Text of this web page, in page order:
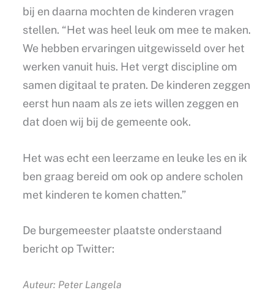
bij en daarna mochten de kinderen vragen
stellen. “Het was heel leuk om mee te maken.
We hebben ervaringen uitgewisseld over het
werken vanuit huis. Het vergt discipline om
samen digitaal te praten. De kinderen zeggen
eerst hun naam als ze iets willen zeggen en
dat doen wij bij de gemeente ook.
Het was echt een leerzame en leuke les en ik
ben graag bereid om ook op andere scholen
met kinderen te komen chatten.”
De burgemeester plaatste onderstaand
bericht op Twitter:
Auteur: Peter Langela